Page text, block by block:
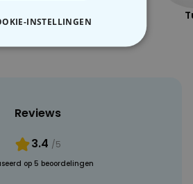
Ondeugend
Reviews
3.4 /5
op 5 beoordelingen
INSTELLINGEN